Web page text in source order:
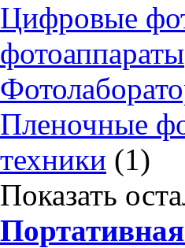
Цифровые
фотоаппараты
Пленочные
техники (1)
Показать